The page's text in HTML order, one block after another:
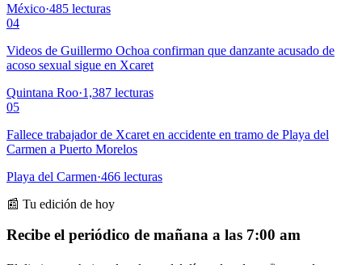
México·485 lecturas
04
Videos de Guillermo Ochoa confirman que danzante acusado de
acoso sexual sigue en Xcaret
Quintana Roo·1,387 lecturas
05
Fallece trabajador de Xcaret en accidente en tramo de Playa del
Carmen a Puerto Morelos
Playa del Carmen·466 lecturas
📰 Tu edición de hoy
Recibe el periódico de mañana a las 7:00 am